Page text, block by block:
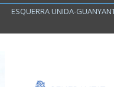
ESQUERRA UNIDA-